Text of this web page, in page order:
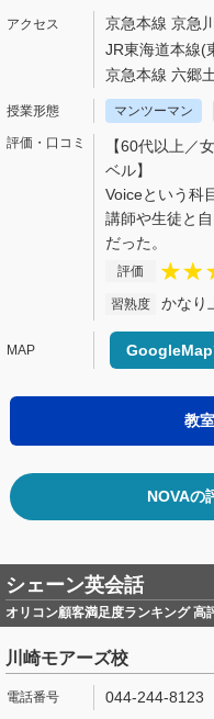
京急本線 京急
JR東海道本線(
京急本線 六郷
マンツーマン
【60代以上／
ベル】
Voiceという科
講師や生徒と
だった。
評価
習熟度 かなり
GoogleMap
教
NOVAの
シェーン英会話
オリコン顧客満足度ランキング 高
川崎モアーズ校
044-244-8123